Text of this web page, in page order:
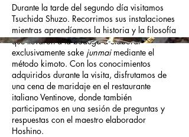
Durante la tarde del segundo día visitamos
Tsuchida Shuzo. Recorrimos sus instalaciones
mientras aprendíamos la historia y la filosofía
que llevaron a la bodega a elaborar
exclusivamente sake junmaimediante el
método kimoto. Con los conocimientos
adquiridos durante la visita, disfrutamos de
una cena de maridaje en el restaurante
italiano Ventinove, donde también
participamos en una sesión de preguntas y
respuestas con el maestro elaborador
Hoshino.